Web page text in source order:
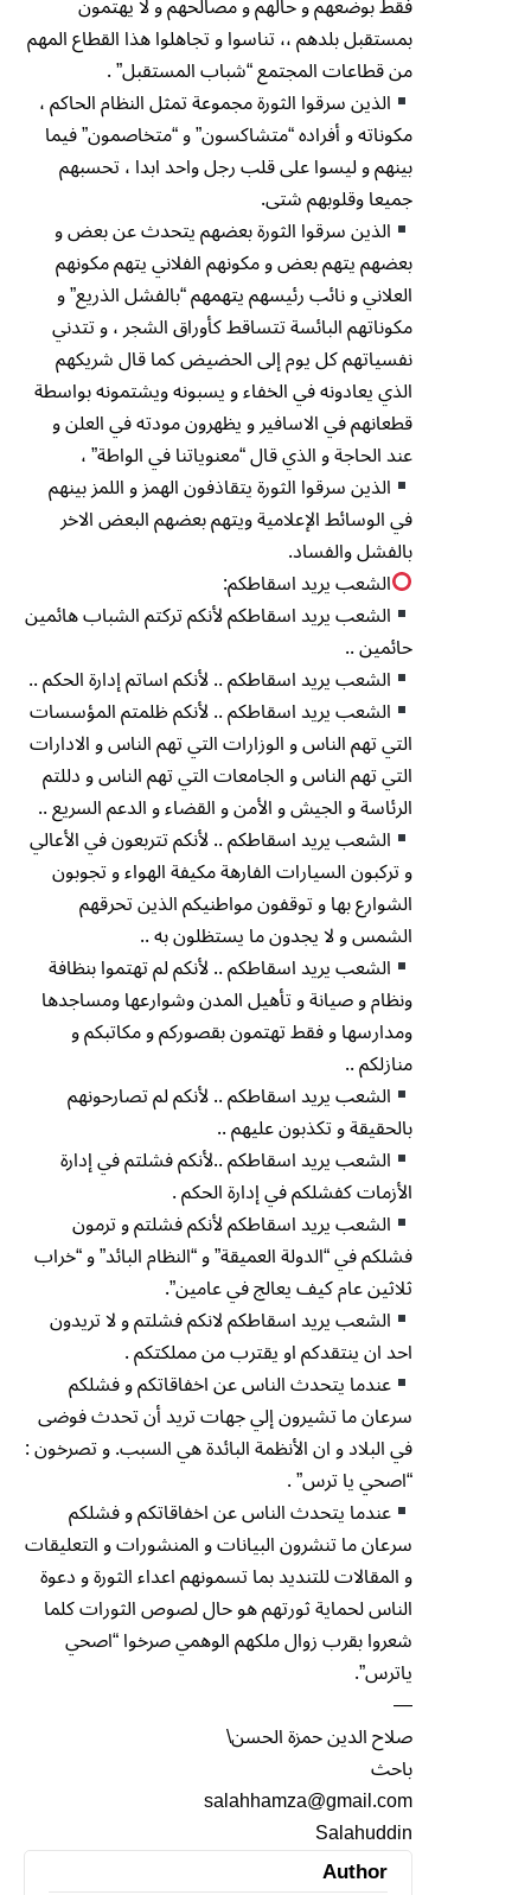
بمستقبل بلدهم ،، تناسوا و تجاهلوا هذا القطاع المهم
من قطاعات المجتمع “شباب المستقبل” .
الذين سرقوا الثورة مجموعة تمثل النظام الحاكم ،
مكوناته و أفراده “متشاكسون” و “متخاصمون” فيما
بينهم و ليسوا على قلب رجل واحد ابدا ، تحسبهم
جميعا وقلوبهم شتى.
الذين سرقوا الثورة بعضهم يتحدث عن بعض و
بعضهم يتهم بعض و مكونهم الفلاني يتهم مكونهم
العلاني و نائب رئيسهم يتهمهم “بالفشل الذريع” و
مكوناتهم البائسة تتساقط كأوراق الشجر ، و تتدني
نفسياتهم كل يوم إلى الحضيض كما قال شريكهم
الذي يعادونه في الخفاء و يسبونه ويشتمونه بواسطة
قطعانهم في الاسافير و يظهرون مودته في العلن و
عند الحاجة و الذي قال “معنوياتنا في الواطة” ،
الذين سرقوا الثورة يتقاذفون الهمز و اللمز بينهم
في الوسائط الإعلامية ويتهم بعضهم البعض الاخر
بالفشل والفساد.
الشعب يريد اسقاطكم:
الشعب يريد اسقاطكم لأنكم تركتم الشباب هائمين
حائمين ..
الشعب يريد اسقاطكم .. لأنكم اساتم إدارة الحكم ..
الشعب يريد اسقاطكم .. لأنكم ظلمتم المؤسسات
التي تهم الناس و الوزارات التي تهم الناس و الادارات
التي تهم الناس و الجامعات التي تهم الناس و دللتم
الرئاسة و الجيش و الأمن و القضاء و الدعم السريع ..
الشعب يريد اسقاطكم .. لأنكم تتربعون في الأعالي
و تركبون السيارات الفارهة مكيفة الهواء و تجوبون
الشوارع بها و توقفون مواطنيكم الذين تحرقهم
الشمس و لا يجدون ما يستظلون به ..
الشعب يريد اسقاطكم .. لأنكم لم تهتموا بنظافة
ونظام و صيانة و تأهيل المدن وشوارعها ومساجدها
ومدارسها و فقط تهتمون بقصوركم و مكاتبكم و
منازلكم ..
الشعب يريد اسقاطكم .. لأنكم لم تصارحونهم
بالحقيقة و تكذبون عليهم ..
الشعب يريد اسقاطكم ..لأنكم فشلتم في إدارة
الأزمات كفشلكم في إدارة الحكم .
الشعب يريد اسقاطكم لأنكم فشلتم و ترمون
فشلكم في “الدولة العميقة” و “النظام البائد” و “خراب
ثلاثين عام كيف يعالج في عامين”.
الشعب يريد اسقاطكم لانكم فشلتم و لا تريدون
احد ان ينتقدكم او يقترب من مملكتكم .
عندما يتحدث الناس عن اخفاقاتكم و فشلكم
سرعان ما تشيرون إلي جهات تريد أن تحدث فوضى
في البلاد و ان الأنظمة البائدة هي السبب. و تصرخون :
“اصحي يا ترس” .
عندما يتحدث الناس عن اخفاقاتكم و فشلكم
سرعان ما تنشرون البيانات و المنشورات و التعليقات
و المقالات للتنديد بما تسمونهم اعداء الثورة و دعوة
الناس لحماية ثورتهم هو حال لصوص الثورات كلما
شعروا بقرب زوال ملكهم الوهمي صرخوا “اصحي
ياترس”.
—
صلاح الدين حمزة الحسن\
باحث
salahhamza@gmail.com
Salahuddin
Author